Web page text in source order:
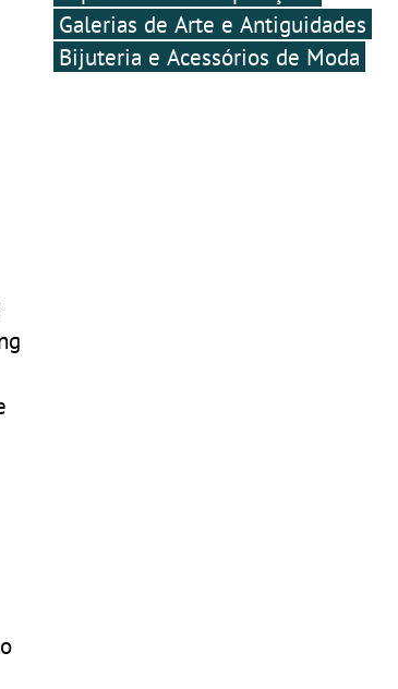
Galerias de Arte e Antiguidades
Bijuteria e Acessórios de Moda